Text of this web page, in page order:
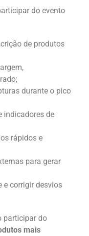
do evento
de produtos
durante o pico
indicadores de
rápidos e
para gerar
e corrigir desvios
participar do
mais